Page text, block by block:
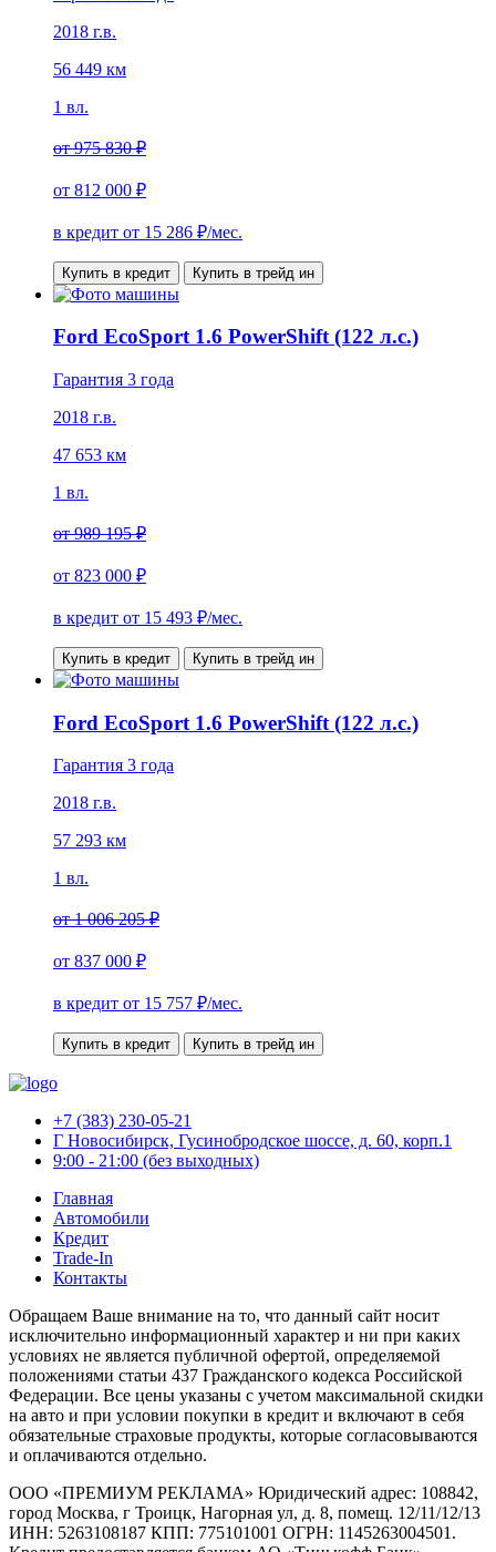
2018 г.в.
56 449 км
1 вл.
от975 830 ₽
от 812 000 ₽
в кредит от 15 286 ₽/мес.
Купить в кредит Купить в трейд ин
Ford EcoSport 1.6 PowerShift (122 л.с.)
Гарантия 3 года
2018 г.в.
47 653 км
1 вл.
от989 195 ₽
от 823 000 ₽
в кредит от 15 493 ₽/мес.
Купить в кредит Купить в трейд ин
Ford EcoSport 1.6 PowerShift (122 л.с.)
Гарантия 3 года
2018 г.в.
57 293 км
1 вл.
от1 006 205 ₽
от 837 000 ₽
в кредит от 15 757 ₽/мес.
Купить в кредит Купить в трейд ин
+7 (383) 230-05-21
Г Новосибирск, Гусинобродское шоссе, д. 60, корп.1
9:00 - 21:00 (без выходных)
Главная
Автомобили
Кредит
Trade-In
Контакты
Обращаем Ваше внимание на то, что данный сайт носит
исключительно информационный характер и ни при каких
условиях не является публичной офертой, определяемой
положениями статьи 437 Гражданского кодекса Российской
Федерации. Все цены указаны с учетом максимальной скидки
на авто и при условии покупки в кредит и включают в себя
обязательные страховые продукты, которые согласовываются
и оплачиваются отдельно.
ООО «ПРЕМИУМ РЕКЛАМА» Юридический адрес: 108842,
город Москва, г Троицк, Нагорная ул, д. 8, помещ. 12/11/12/13
ИНН: 5263108187 КПП: 775101001 ОГРН: 1145263004501.